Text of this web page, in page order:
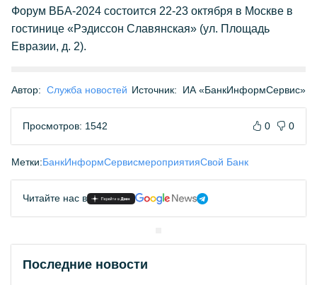
Форум ВБА-2024 состоится 22-23 октября в Москве в
гостинице «Рэдиссон Славянская» (ул. Площадь
Евразии, д. 2).
Автор: Служба новостей Источник: ИА «БанкИнформСервис»
Просмотров: 1542 0 0
Метки:БанкИнформСервисмероприятияСвой Банк
Читайте нас в
Последние новости